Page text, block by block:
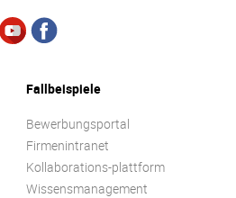
Fallbeispiele
Bewerbungsportal
Firmenintranet
Kollaborations-plattform
Wissensmanagement